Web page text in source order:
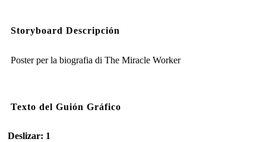
Storyboard Descripción
Poster per la biografia di The Miracle Worker
Texto del Guión Gráfico
Deslizar: 1